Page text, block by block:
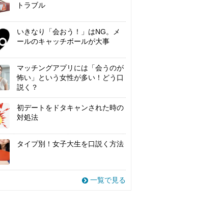
トラブル
いきなり「会おう！」はNG。メ
ールのキャッチボールが大事
マッチングアプリには「会うのが
怖い」という女性が多い！どう口
説く？
初デートをドタキャンされた時の
対処法
タイプ別！女子大生を口説く方法
一覧で見る